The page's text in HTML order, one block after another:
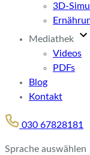
3D-
Mediathek
Videos
PDFs
Blog
Kontakt
030 67828181
Sprache auswählen